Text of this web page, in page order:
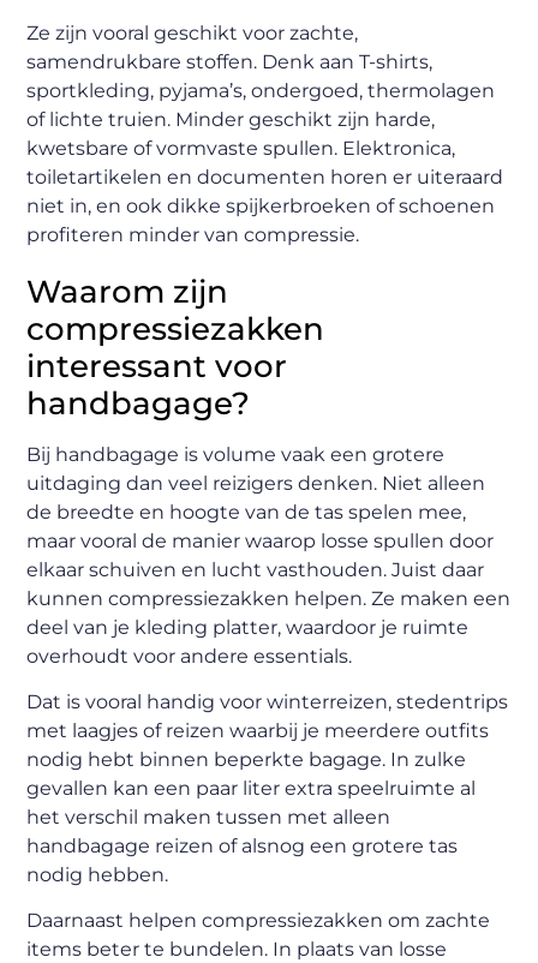
Ze zijn vooral geschikt voor zachte,
samendrukbare stoffen. Denk aan T-shirts,
sportkleding, pyjama’s, ondergoed, thermolagen
of lichte truien. Minder geschikt zijn harde,
kwetsbare of vormvaste spullen. Elektronica,
toiletartikelen en documenten horen er uiteraard
niet in, en ook dikke spijkerbroeken of schoenen
profiteren minder van compressie.
Waarom zijn
compressiezakken
interessant voor
handbagage?
Bij handbagage is volume vaak een grotere
uitdaging dan veel reizigers denken. Niet alleen
de breedte en hoogte van de tas spelen mee,
maar vooral de manier waarop losse spullen door
elkaar schuiven en lucht vasthouden. Juist daar
kunnen compressiezakken helpen. Ze maken een
deel van je kleding platter, waardoor je ruimte
overhoudt voor andere essentials.
Dat is vooral handig voor winterreizen, stedentrips
met laagjes of reizen waarbij je meerdere outfits
nodig hebt binnen beperkte bagage. In zulke
gevallen kan een paar liter extra speelruimte al
het verschil maken tussen met alleen
handbagage reizen of alsnog een grotere tas
nodig hebben.
Daarnaast helpen compressiezakken om zachte
items beter te bundelen. In plaats van losse